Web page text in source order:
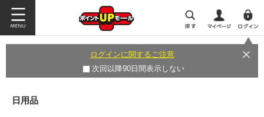
ログインに関するご注意
次回以降90日間表示しない
日用品